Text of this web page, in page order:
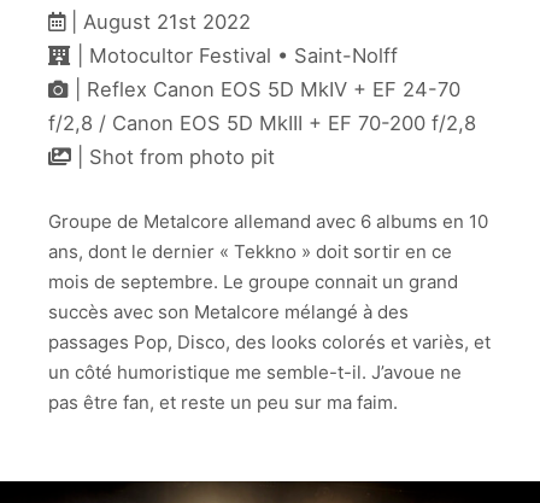
ELECTRIC
CALLBOY
ELECTRIC
CALLBOY
ELECTRIC
ELECTRIC
CALLBOY
ELECTRIC
ELECTRIC
CALLBOY
| August 21st 2022
| Motocultor Festival • Saint-Nolff
| Reflex Canon EOS 5D MkIV + EF 24-70
f/2,8 / Canon EOS 5D MkIII + EF 70-200 f/2,8
| Shot from photo pit
Groupe de Metalcore allemand avec 6 albums en 10
ans, dont le dernier « Tekkno » doit sortir en ce
mois de septembre. Le groupe connait un grand
succès avec son Metalcore mélangé à des
passages Pop, Disco, des looks colorés et variès, et
un côté humoristique me semble-t-il. J’avoue ne
pas être fan, et reste un peu sur ma faim.